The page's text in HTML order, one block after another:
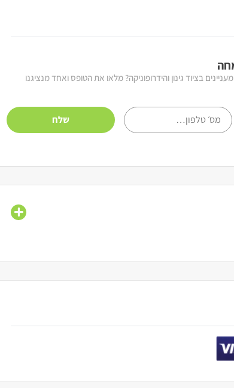
בציוד גינון והידרופוניקה? מלאו את הטופס ואחד מנציגנו